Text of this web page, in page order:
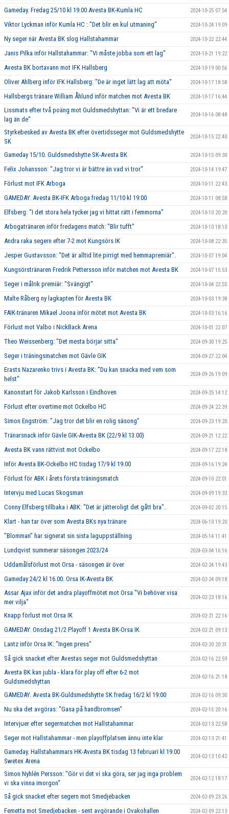
Gameday. Fredag 25/10 kl 19.00 Avesta BK-Kumla HC 2024-10-25 07:54
Viktor Lyckman inför Kumla HC : "Det blir en kul utmaning" 2024-10-24 19:09
Ny seger när Avesta BK slog Hallstahammar 2024-10-22 22:44
Janis Pilka inför Hallstahammar: "Vi måste jobba som ett lag" 2024-10-21 19:22
Avesta BK bortavann mot IFK Hallsberg 2024-10-19 00:56
Oliver Ahlberg inför IFK Hallsberg: "De är inget lätt lag att möta" 2024-10-17 18:58
Hallsbergs tränare William Åhlund inför matchen mot Avesta BK 2024-10-17 16:44
Lissmats efter två poäng mot Guldsmedshyttan: "Vi är ett bredare
lag än de"
2024-10-16 08:48
Styrkebesked av Avesta BK efter övertidsseger mot Guldsmedshytte
SK
2024-10-15 22:40
Gameday 15/10. Guldsmedshytte SK-Avesta BK 2024-10-15 09:30
Felix Johansson: "Jag tror vi är bättre än vad vi tror" 2024-10-14 19:47
Förlust mot IFK Arboga 2024-10-11 22:43
GAMEDAY. Avesta BK-IFK Arboga fredag 11/10 kl 19:00 2024-10-11 08:58
Elfsberg: "I det stora hela tycker jag vi hittat rätt i femmorna" 2024-10-10 20:20
Arbogatränaren inför fredagens match: "Blir tufft" 2024-10-10 18:10
Andra raka segern efter 7-2 mot Kungsörs IK 2024-10-08 22:35
Jesper Gustavsson: "Det är alltid lite pirrigt med hemmapremiär". 2024-10-07 19:04
Kungsörstränaren Fredrik Pettersson inför matchen mot Avesta BK 2024-10-07 15:53
Seger i målrik premiär: "Svängigt" 2024-10-04 22:55
Malte Råberg ny lagkapten för Avesta BK 2024-10-03 19:38
FAIK-tränaren Mikael Joona inför mötet mot Avesta BK 2024-10-03 16:16
Förlust mot Valbo i NickBack Arena 2024-10-01 22:07
Theo Weissenberg: "Det mesta börjar sitta" 2024-09-30 19:25
Seger i träningsmatchen mot Gävle GIK 2024-09-27 22:04
Erasts Nazarenko trivs i Avesta BK: "Du kan snacka med vem som
helst"
2024-09-26 19:09
Kanonstart för Jakob Karlsson i Eindhoven 2024-09-25 14:12
Förlust efter overtime mot Ockelbo HC 2024-09-24 22:39
Simon Engström: "Jag tror det blir en rolig säsong" 2024-09-23 19:20
Tränarsnack inför Gävle GIK-Avesta BK (22/9 kl 13.00) 2024-09-21 12:22
Avesta BK vann rättvist mot Ockelbo 2024-09-17 22:18
Inför Avesta BK-Ockelbo HC tisdag 17/9 kl 19.00 2024-09-16 19:24
Förlust för ABK i årets första träningsmatch 2024-09-10 22:01
Intervju med Lucas Skogsman 2024-09-09 19:33
Conny Elfsberg tillbaka i ABK: "Det är jätteroligt det gått bra". 2024-09-02 20:15
Klart - han tar över som Avesta BKs nya tränare 2024-06-10 19:20
”Blomman” har signerat sin sista laguppställning 2024-05-14 11:41
Lundqvist summerar säsongen 2023/24 2024-03-04 16:16
Uddamålsförlust mot Orsa - säsongen är över 2024-02-24 19:43
Gameday 24/2 kl 16.00. Orsa IK-Avesta BK 2024-02-24 09:18
Assar Ajax inför det andra playoffmötet mot Orsa "Vi behöver visa
mer vilja"
2024-02-23 18:16
Knapp förlust mot Orsa IK 2024-02-21 22:16
GAMEDAY. Onsdag 21/2 Playoff 1 Avesta BK-Orsa IK 2024-02-21 09:13
Lantz inför Orsa IK: "Ingen press" 2024-02-20 20:31
Så gick snacket efter Avestas seger mot Guldsmedshyttan 2024-02-16 22:59
Avesta BK kan jubla - klara för play off efter 6-2 mot
Guldsmedshyttan
2024-02-16 21:18
GAMEDAY. Avesta BK-Guldsmedshytte SK fredag 16/2 kl 19:00 2024-02-16 09:30
Nu ska det avgöras: "Gasa på handbromsen" 2024-02-15 20:16
Intervjuer efter segermatchen mot Hallstahammar 2024-02-13 22:58
Seger mot Hallstahammar - men playoffplatsen ännu inte klar 2024-02-13 21:41
Gameday. Hallstahammars HK-Avesta BK tisdag 13 februari kl 19.00
Swetex Arena
2024-02-13 10:42
Simon Nyhlén Persson: "Gör vi det vi ska göra, ser jag inga problem
vi ska vinna imorgon"
2024-02-12 18:17
Så gick snacket efter segern mot Smedjebacken 2024-02-09 23:26
Femetta mot Smedjebacken - sent avgörande i Ovakohallen 2024-02-09 22:13